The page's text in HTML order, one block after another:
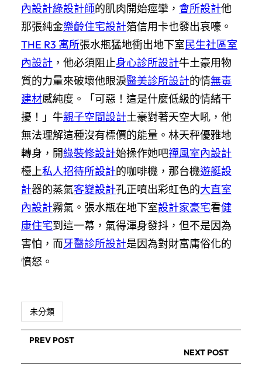
內設計綠設計師的肌肉開始痙攣， 會所設計他
那張純金樂齡住宅設計箔信用卡也發出哀嚎。
THE R3 寓所張水瓶猛地衝出地下室民生社區室
內設計 ，他必須阻止身心診所設計牛土豪用物
質的力量來破壞他眼淚醫美診所設計的情無毒
建材感純度。「可惡！這是什麼低級的情緒干
擾！」牛親子空間設計土豪對著天空大吼，他
無法理解這種沒有標價的能量。林天秤優雅地
轉身，開綠裝修設計始操作她吧禪風室內設計
檯上私人招待所設計的咖啡機，那台機遊艇設
計器的蒸氣客變設計孔正噴出彩虹色的大直室
內設計霧氣。張水瓶在地下室設計家豪宅看健
康住宅到這一幕，氣得渾身發抖，但不是因為
害怕，而牙醫診所設計是因為對財富庸俗化的
憤怒。
未分類
PREV POST
NEXT POST